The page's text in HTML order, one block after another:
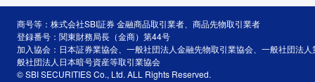
商号等：株式会社SBI証券 金融商品取引業者、商品先物取引業者
登録番号：関東財務局長（金商）第44号
加入協会：日本証券業協会、一般社団法人金融先物取引業協会、一般社団法
般社団法人日本暗号資産等取引業協会
© SBI SECURITIES Co., Ltd. ALL Rights Reserved.